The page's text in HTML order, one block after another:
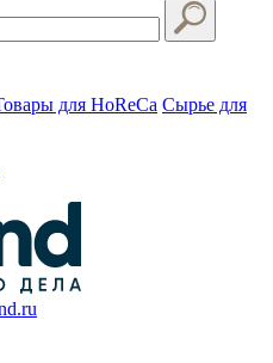
для HoReCa Сырье для